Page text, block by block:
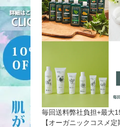
毎回送料弊社負担+最大
【オーガニックコスメ定